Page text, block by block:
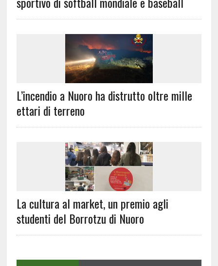
L’incendio a Nuoro ha distrutto oltre mille
ettari di terreno
La cultura al market, un premio agli
studenti del Borrotzu di Nuoro